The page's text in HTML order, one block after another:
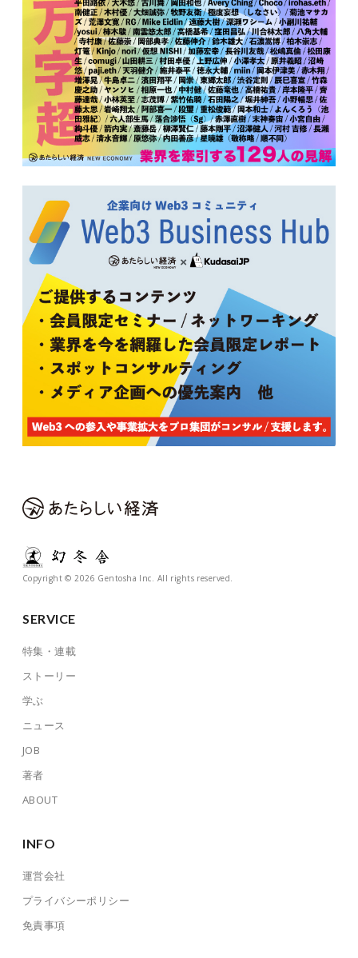
Copyright © 2026 Gentosha Inc. All rights reserved.
SERVICE
特集・連載
ストーリー
学ぶ
ニュース
JOB
著者
ABOUT
INFO
運営会社
プライバシーポリシー
免責事項